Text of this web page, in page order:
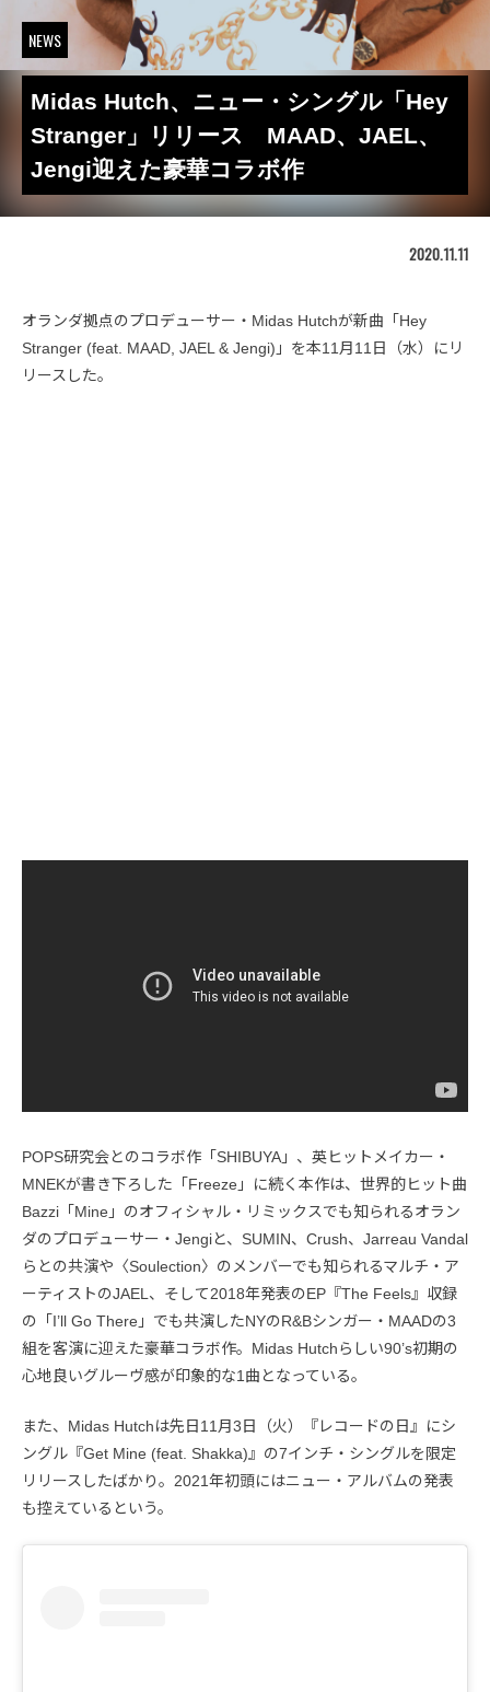
NEWS
Midas Hutch、ニュー・シングル「Hey
Stranger」リリース MAAD、JAEL、
Jengi迎えた豪華コラボ作
2020.11.11
オランダ拠点のプロデューサー・Midas Hutchが新曲「Hey
Stranger (feat. MAAD, JAEL & Jengi)」を本11月11日（水）にリ
リースした。
POPS研究会とのコラボ作「SHIBUYA」、英ヒットメイカー・
MNEKが書き下ろした「Freeze」に続く本作は、世界的ヒット曲
Bazzi「Mine」のオフィシャル・リミックスでも知られるオラン
ダのプロデューサー・Jengiと、SUMIN、Crush、Jarreau Vandal
らとの共演や〈Soulection〉のメンバーでも知られるマルチ・ア
ーティストのJAEL、そして2018年発表のEP『The Feels』収録
の「I’ll Go There」でも共演したNYのR&Bシンガー・MAADの3
組を客演に迎えた豪華コラボ作。Midas Hutchらしい90’s初期の
心地良いグルーヴ感が印象的な1曲となっている。
また、Midas Hutchは先日11月3日（火）『レコードの日』にシ
ングル『Get Mine (feat. Shakka)』の7インチ・シングルを限定
リリースしたばかり。2021年初頭にはニュー・アルバムの発表
も控えているという。